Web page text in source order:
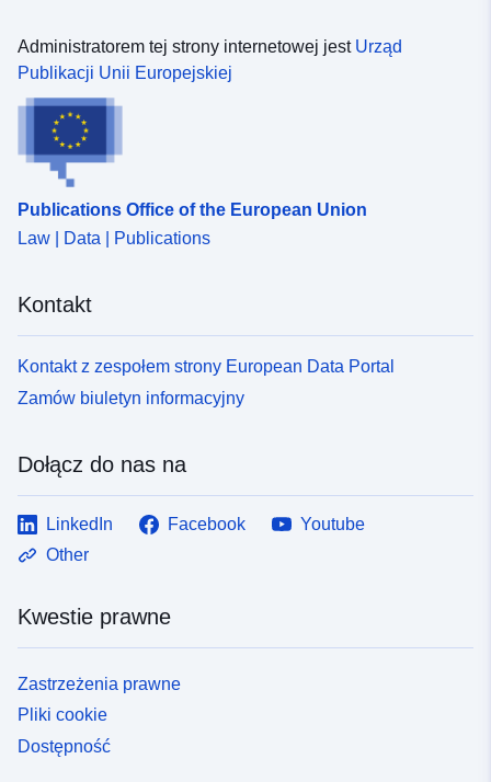
Administratorem tej strony internetowej jest Urząd
Publikacji Unii Europejskiej
Publications Office of the European Union
Law | Data | Publications
Kontakt
Kontakt z zespołem strony European Data Portal
Zamów biuletyn informacyjny
Dołącz do nas na
LinkedIn Facebook
Youtube
Other
Kwestie prawne
Zastrzeżenia prawne
Pliki cookie
Dostępność